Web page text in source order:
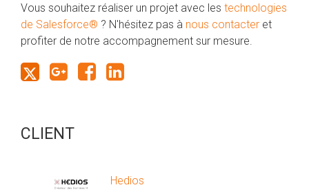
Vous souhaitez réaliser un projet avec les technologies
de Salesforce® ? N'hésitez pas à nous contacter et
profiter de notre accompagnement sur mesure.
CLIENT
Hedios